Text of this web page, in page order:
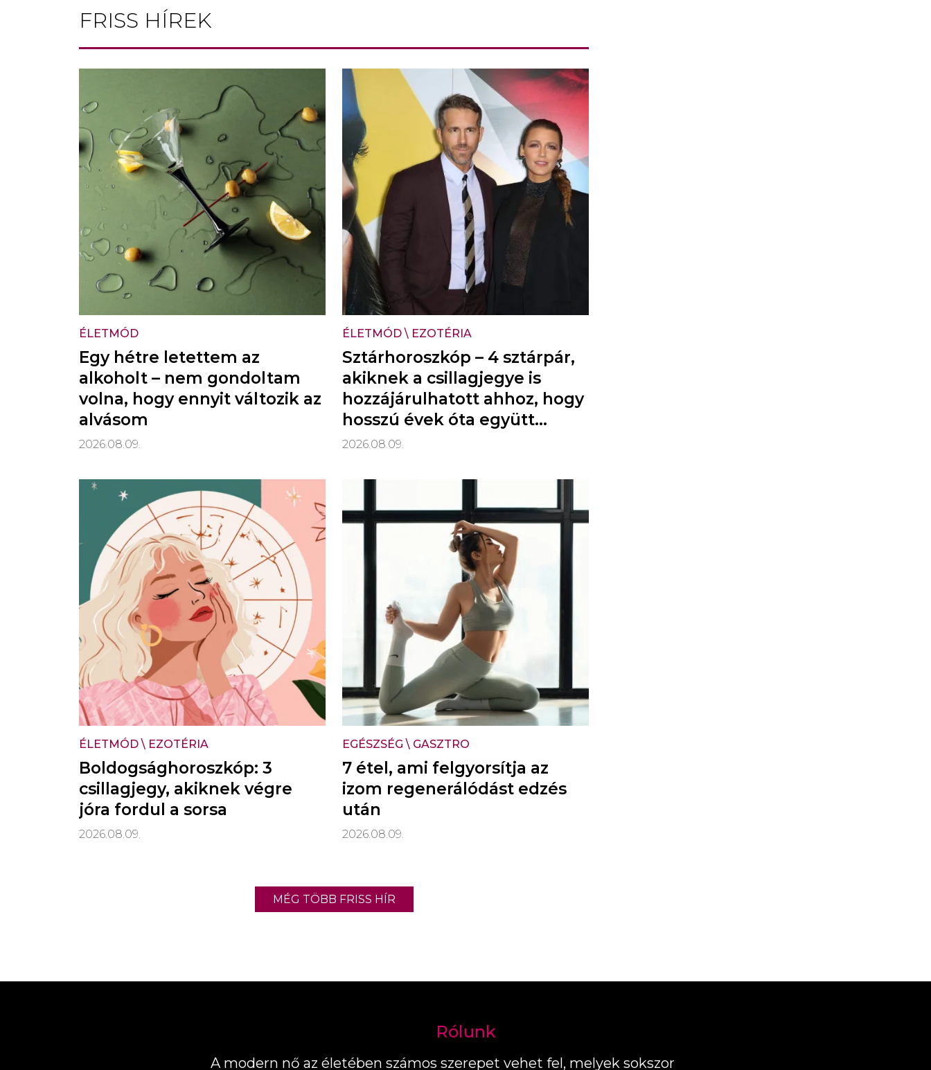
FRISS HÍREK
ÉLETMÓD
Egy hétre letettem az
alkoholt – nem gondoltam
volna, hogy ennyit változik az
alvásom
2026.08.09.
ÉLETMÓD\ EZOTÉRIA
Sztárhoroszkóp – 4 sztárpár,
akiknek a csillagjegye is
hozzájárulhatott ahhoz, hogy
hosszú évek óta együtt
vannak
2026.08.09.
ÉLETMÓD\ EZOTÉRIA
Boldogsághoroszkóp: 3
csillagjegy, akiknek végre
jóra fordul a sorsa
2026.08.09.
EGÉSZSÉG \ GASZTRO
7 étel, ami felgyorsítja az
izom regenerálódást edzés
után
2026.08.09.
MÉG TÖBB FRISS HÍR
Rólunk
A modern nő az életében számos szerepet vehet fel, melyek sokszor